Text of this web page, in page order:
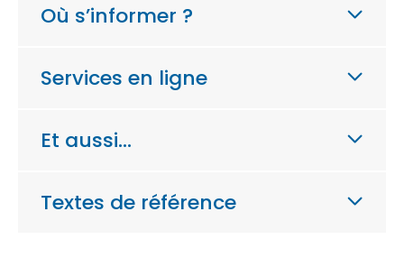
Où s’informer ?
Services en ligne
Et aussi…
Textes de référence